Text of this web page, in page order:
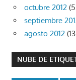
octubre 2012
septiembre
agosto 2012
NUBE DE